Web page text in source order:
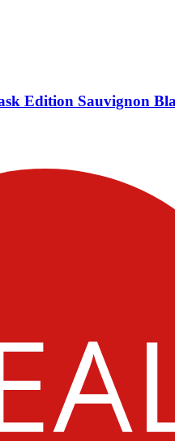
Edition Sauvignon